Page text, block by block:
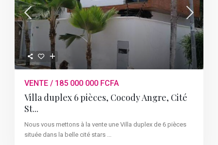
VENTE / 185 000 000 FCFA
Villa duplex 6 pièces, Cocody Angre, Cité
St...
Nous vous mettons à la vente une Villa duplex de 6 pièces
située dans la belle cité stars